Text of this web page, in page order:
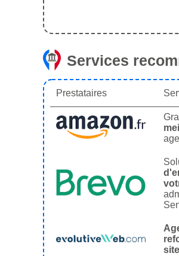
Services
Prestataires